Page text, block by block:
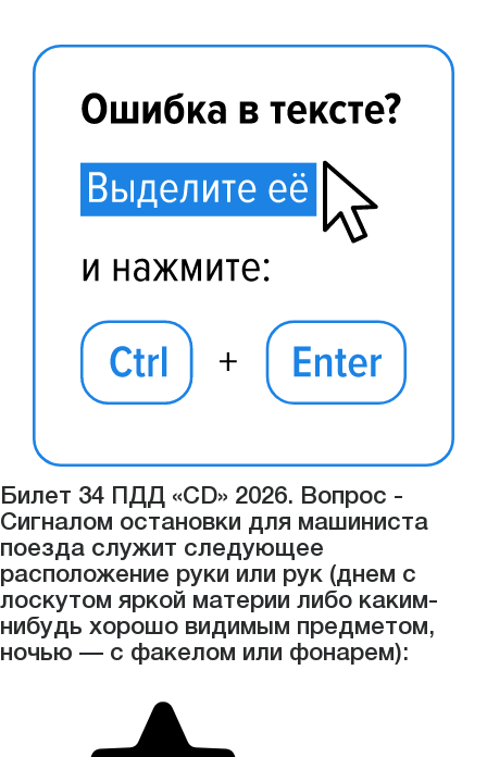
Билет 34 ПДД «CD» 2026. Вопрос -
Сигналом остановки для машиниста
поезда служит следующее
расположение руки или рук (днем с
лоскутом яркой материи либо каким-
нибудь хорошо видимым предметом,
ночью — с факелом или фонарем):